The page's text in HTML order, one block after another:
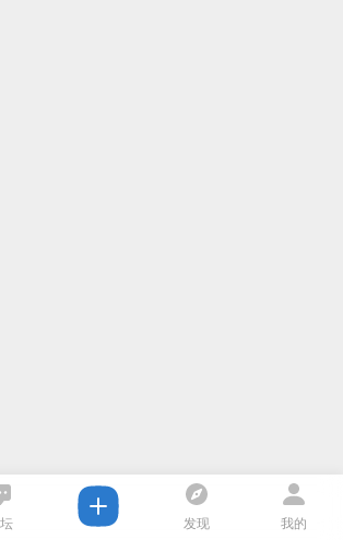
发现 我的